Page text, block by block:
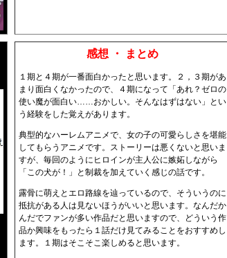
感想 ・ まとめ
１期と４期が一番面白かったと思います。２，３期があ
まり面白くなかったので、４期になって「あれ？ゼロの
使い魔が面白い……おかしい。そんなはずはない」とい
う経験をした覚えがあります。
典型的なハーレムアニメで、女の子の可愛らしさを堪能
してもらうアニメです。ストーリーは悪くないと思いま
すが、毎回のようにヒロインが主人公に嫉妬しながら
「この犬が！」と制裁を加えていく感じの話です。
露骨に萌えとエロ路線を辿っているので、そういうのに
抵抗がある人は見ないほうがいいと思います。なんだか
んだでファンが多い作品だと思いますので、どういう作
品か興味をもったら１話だけ見てみることをおすすめし
ます。１期はそこそこ楽しめると思います。